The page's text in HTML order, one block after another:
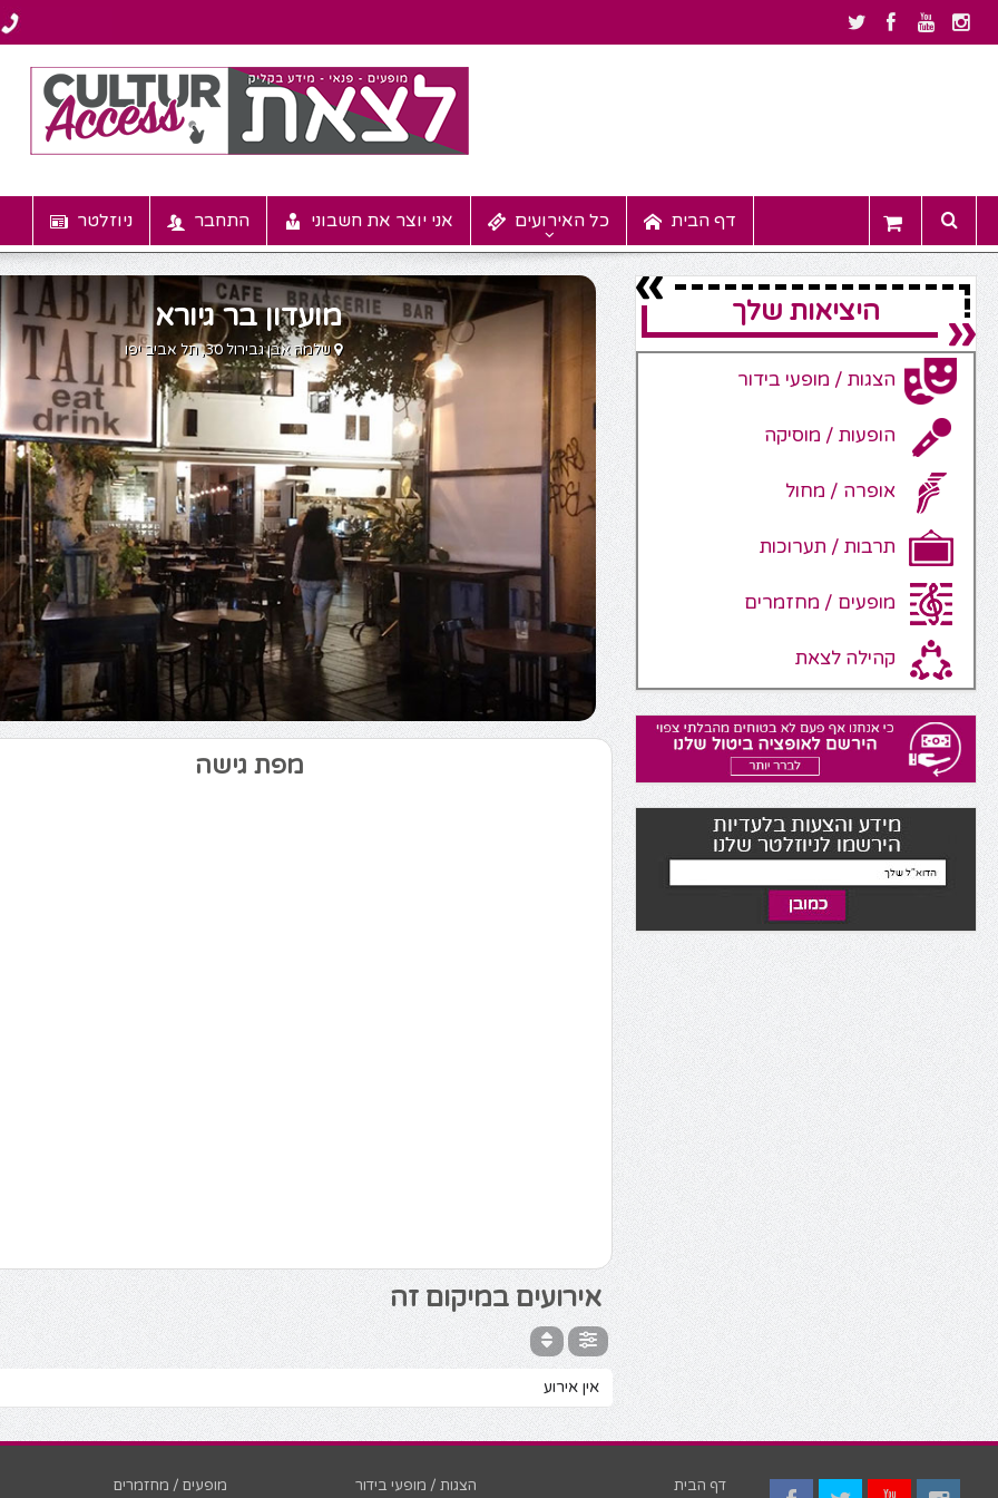
ניוזלטר התחבר אני יוצר את חשבוני כל האירועים דף הבית
מועדון בר גיורא
שלמה אבן גבירול 30, תל אביב יפו
מפת גישה
אירועים במיקום זה
אין אירוע
היציאות שלך
הצגות / מופעי בידור
הופעות / מוסיקה
אופרה / מחול
תרבות / תערוכות
מופעים / מחזמרים
קהילה לצאת
מופעים / מחזמרים הצגות / מופעי בידור דף הבית